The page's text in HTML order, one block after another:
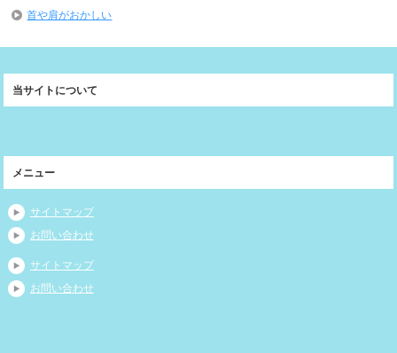
首や肩がおかしい
当サイトについて
メニュー
サイトマップ
お問い合わせ
サイトマップ
お問い合わせ